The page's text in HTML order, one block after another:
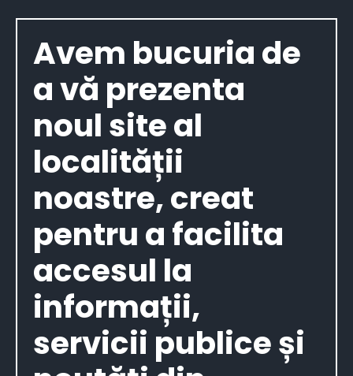
Avem bucuria de
a vă prezenta
noul site al
localității
noastre, creat
pentru a facilita
accesul la
informații,
servicii publice și